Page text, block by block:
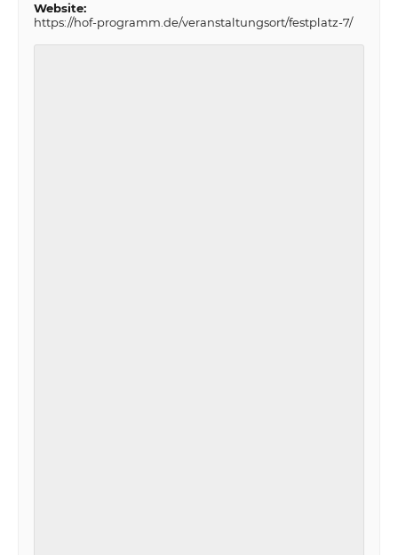
Website:
https://hof-programm.de/veranstaltungsort/festplatz-7/